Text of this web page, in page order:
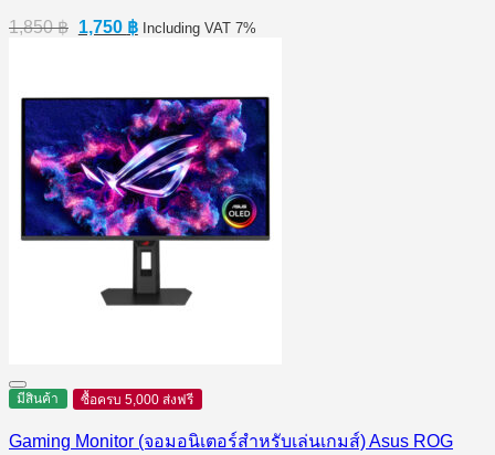
1,850฿ Original
1,750 ฿Current
Including VAT 7%
มีสินค้า ซื้อครบ 5,000 ส่งฟรี
Gaming Monitor (จอมอนิเตอร์สำหรับเล่นเกมส์) Asus ROG